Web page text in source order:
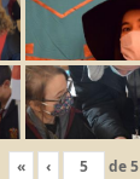
« ‹ de5